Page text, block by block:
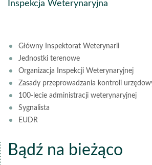
Inspekcja Weterynaryjna
Główny Inspektorat Weterynarii
Jednostki terenowe
Organizacja Inspekcji Weterynaryjnej
Zasady przeprowadzania kontroli
100-lecie administracji weterynaryjnej
Sygnalista
EUDR
Bądź na bieżąco